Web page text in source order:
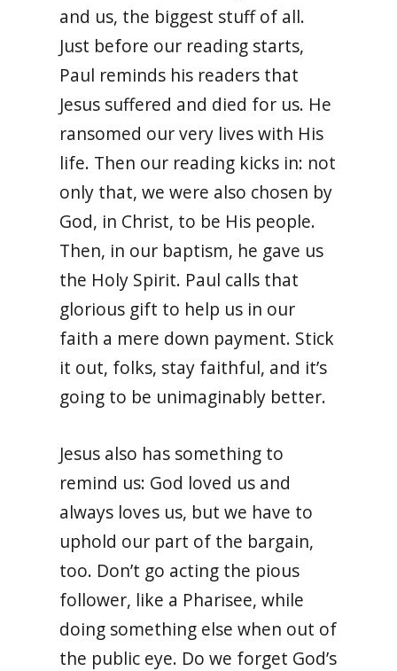
and us, the biggest stuff of all.
Just before our reading starts,
Paul reminds his readers that
Jesus suffered and died for us. He
ransomed our very lives with His
life. Then our reading kicks in: not
only that, we were also chosen by
God, in Christ, to be His people.
Then, in our baptism, he gave us
the Holy Spirit. Paul calls that
glorious gift to help us in our
faith a mere down payment. Stick
it out, folks, stay faithful, and it’s
going to be unimaginably better.
Jesus also has something to
remind us: God loved us and
always loves us, but we have to
uphold our part of the bargain,
too. Don’t go acting the pious
follower, like a Pharisee, while
doing something else when out of
the public eye. Do we forget God’s